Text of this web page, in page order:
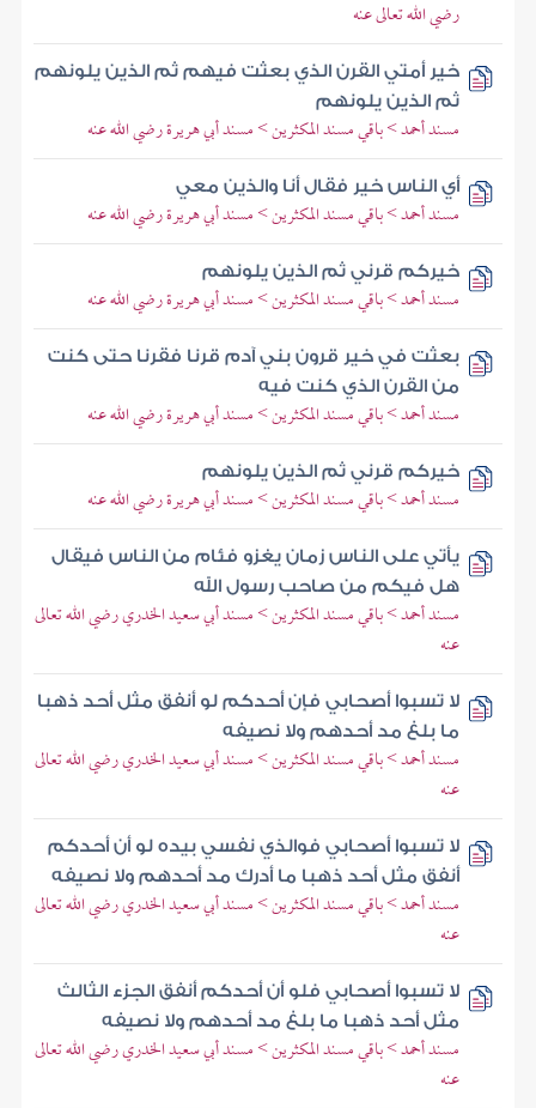
رضي الله تعالى عنه
خير أمتي القرن الذي بعثت فيهم ثم الذين يلونهم
ثم الذين يلونهم
مسند أحمد > باقي مسند المكثرين > مسند أبي هريرة رضي الله عنه
أي الناس خير فقال أنا والذين معي
مسند أحمد > باقي مسند المكثرين > مسند أبي هريرة رضي الله عنه
خيركم قرني ثم الذين يلونهم
مسند أحمد > باقي مسند المكثرين > مسند أبي هريرة رضي الله عنه
بعثت في خير قرون بني آدم قرنا فقرنا حتى كنت
من القرن الذي كنت فيه
مسند أحمد > باقي مسند المكثرين > مسند أبي هريرة رضي الله عنه
خيركم قرني ثم الذين يلونهم
مسند أحمد > باقي مسند المكثرين > مسند أبي هريرة رضي الله عنه
يأتي على الناس زمان يغزو فئام من الناس فيقال
هل فيكم من صاحب رسول الله
مسند أحمد > باقي مسند المكثرين > مسند أبي سعيد الخدري رضي الله تعالى
عنه
لا تسبوا أصحابي فإن أحدكم لو أنفق مثل أحد ذهبا
ما بلغ مد أحدهم ولا نصيفه
مسند أحمد > باقي مسند المكثرين > مسند أبي سعيد الخدري رضي الله تعالى
عنه
لا تسبوا أصحابي فوالذي نفسي بيده لو أن أحدكم
أنفق مثل أحد ذهبا ما أدرك مد أحدهم ولا نصيفه
مسند أحمد > باقي مسند المكثرين > مسند أبي سعيد الخدري رضي الله تعالى
عنه
لا تسبوا أصحابي فلو أن أحدكم أنفق الجزء الثالث
مثل أحد ذهبا ما بلغ مد أحدهم ولا نصيفه
مسند أحمد > باقي مسند المكثرين > مسند أبي سعيد الخدري رضي الله تعالى
عنه